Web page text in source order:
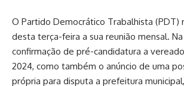
O Partido Democrático Trabalhista (PDT)
desta terça-feira a sua reunião mensal.
confirmação de pré-candidatura a
2024, como também o anúncio de uma
própria para disputa a prefeitura